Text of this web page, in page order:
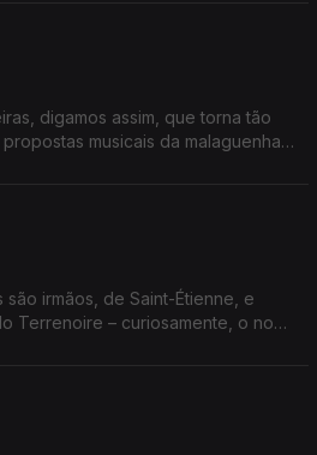
digamos assim, que torna tão
musicais da malaguenha
irmãos, de Saint-Étienne, e
Terrenoire – curiosamente, o nome